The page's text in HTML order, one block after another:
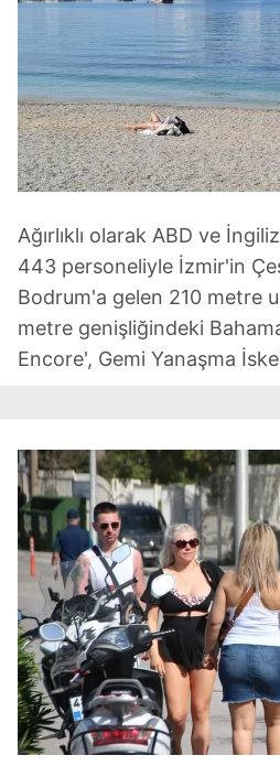
Ağırlıklı olarak ABD ve
443 personeliyle İzmir'in
Bodrum'a gelen 210 metre
metre genişliğindeki
Encore', Gemi Yanaşma